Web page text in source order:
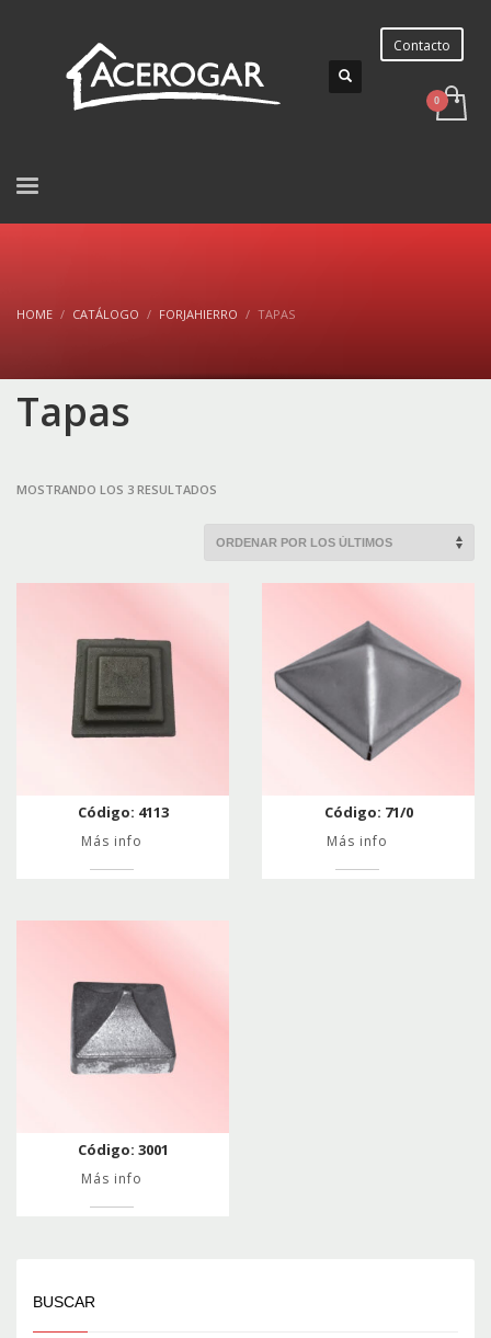
Contacto
HOME CATÁLOGO FORJAHIERRO TAPAS
Tapas
MOSTRANDO LOS 3 RESULTADOS
LOS
Código: 4113
Más info
Código: 71/0
Más info
Código: 3001
Más info
BUSCAR